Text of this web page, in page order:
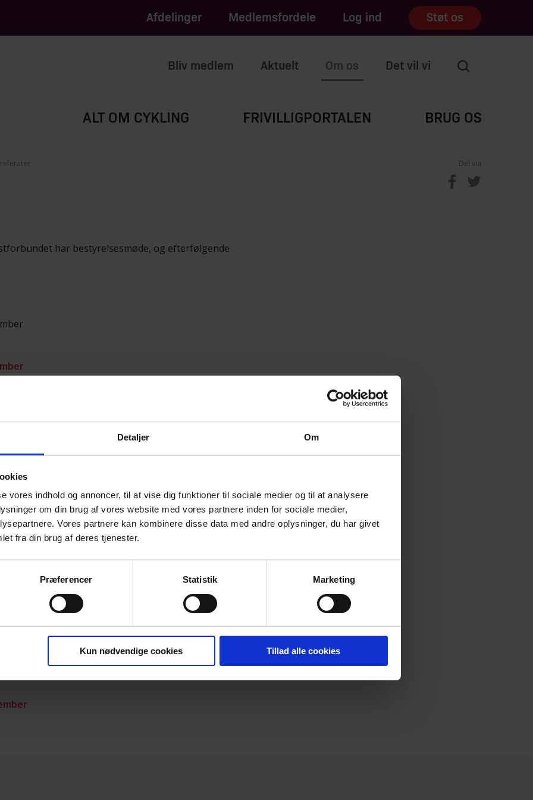
Detaljer Om
vores indhold og annoncer, til at vise dig funktioner til sociale medier og til at analysere
om din brug af vores website med vores partnere inden for sociale medier,
Vores partnere kan kombinere disse data med andre oplysninger, du har givet
fra din brug af deres tjenester.
Præferencer Statistik Marketing
Kun nødvendige cookies Tillad alle cookies
Afdelinger Medlemsfordele Log ind Støt os
Bliv medlem Aktuelt Om os Det vil vi
ALT OM CYKLING FRIVILLIGPORTALEN BRUG OS
Del via
har bestyrelsesmøde, og efterfølgende